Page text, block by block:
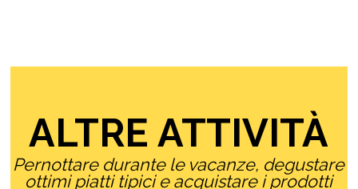
ALTRE ATTIVITÀ
Pernottare durante le vacanze, degustare
ottimi piatti tipici e acquistare i prodotti